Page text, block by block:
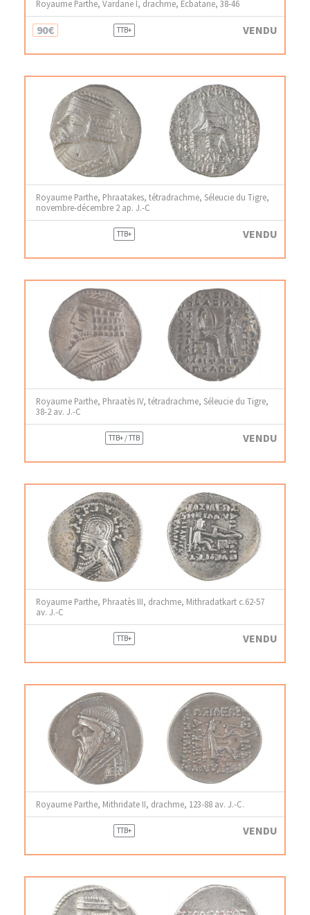
Royaume Parthe, Vardane I, drachme, Ecbatane, 38-46
90€ TTB+ VENDU
Royaume Parthe, Phraatakes, tétradrachme, Séleucie du Tigre,
novembre-décembre 2 ap. J.-C
TTB+ VENDU
Royaume Parthe, Phraatès IV, tétradrachme, Séleucie du Tigre,
38-2 av. J.-C
TTB+ / TTB VENDU
Royaume Parthe, Phraatès III, drachme, Mithradatkart c.62-57
av. J.-C
TTB+ VENDU
Royaume Parthe, Mithridate II, drachme, 123-88 av. J.-C.
TTB+ VENDU